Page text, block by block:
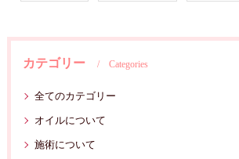
カテゴリー Categories
全てのカテゴリー
オイルについて
施術について